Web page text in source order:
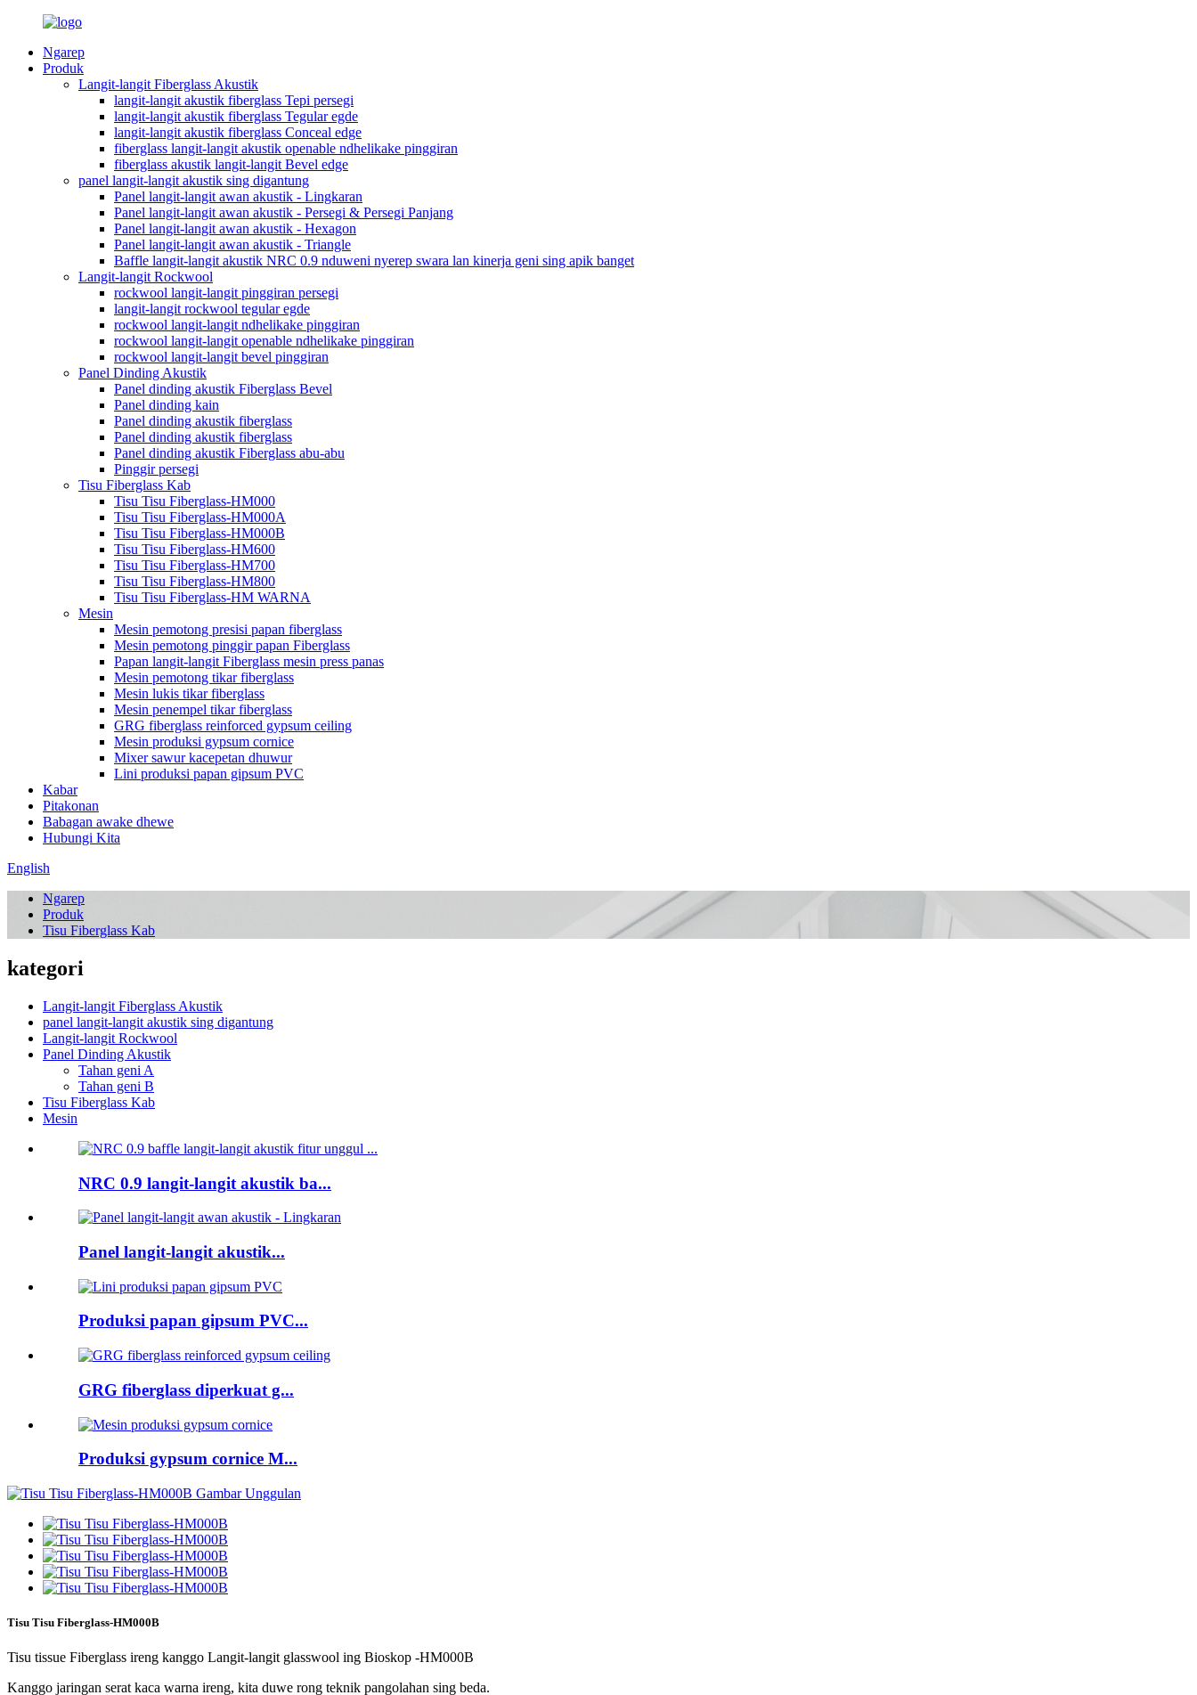
Ngarep
Produk
Langit-langit Fiberglass Akustik
langit-langit akustik fiberglass Tepi persegi
langit-langit akustik fiberglass Tegular egde
langit-langit akustik fiberglass Conceal edge
fiberglass langit-langit akustik openable ndhelikake pinggiran
fiberglass akustik langit-langit Bevel edge
panel langit-langit akustik sing digantung
Panel langit-langit awan akustik - Lingkaran
Panel langit-langit awan akustik - Persegi & Persegi Panjang
Panel langit-langit awan akustik - Hexagon
Panel langit-langit awan akustik - Triangle
Baffle langit-langit akustik NRC 0.9 nduweni nyerep swara lan kinerja geni sing apik banget
Langit-langit Rockwool
rockwool langit-langit pinggiran persegi
langit-langit rockwool tegular egde
rockwool langit-langit ndhelikake pinggiran
rockwool langit-langit openable ndhelikake pinggiran
rockwool langit-langit bevel pinggiran
Panel Dinding Akustik
Panel dinding akustik Fiberglass Bevel
Panel dinding kain
Panel dinding akustik fiberglass
Panel dinding akustik fiberglass
Panel dinding akustik Fiberglass abu-abu
Pinggir persegi
Tisu Fiberglass Kab
Tisu Tisu Fiberglass-HM000
Tisu Tisu Fiberglass-HM000A
Tisu Tisu Fiberglass-HM000B
Tisu Tisu Fiberglass-HM600
Tisu Tisu Fiberglass-HM700
Tisu Tisu Fiberglass-HM800
Tisu Tisu Fiberglass-HM WARNA
Mesin
Mesin pemotong presisi papan fiberglass
Mesin pemotong pinggir papan Fiberglass
Papan langit-langit Fiberglass mesin press panas
Mesin pemotong tikar fiberglass
Mesin lukis tikar fiberglass
Mesin penempel tikar fiberglass
GRG fiberglass reinforced gypsum ceiling
Mesin produksi gypsum cornice
Mixer sawur kacepetan dhuwur
Lini produksi papan gipsum PVC
Kabar
Pitakonan
Babagan awake dhewe
Hubungi Kita
English
Ngarep
Produk
Tisu Fiberglass Kab
kategori
Langit-langit Fiberglass Akustik
panel langit-langit akustik sing digantung
Langit-langit Rockwool
Panel Dinding Akustik
Tahan geni A
Tahan geni B
Tisu Fiberglass Kab
Mesin
NRC 0.9 langit-langit akustik ba...
Panel langit-langit akustik...
Produksi papan gipsum PVC...
GRG fiberglass diperkuat g...
Produksi gypsum cornice M...
Tisu Tisu Fiberglass-HM000B
Tisu tissue Fiberglass ireng kanggo Langit-langit glasswool ing Bioskop -HM000B
Kanggo jaringan serat kaca warna ireng, kita duwe rong teknik pangolahan sing beda.